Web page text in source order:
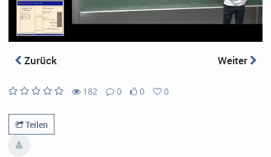
Zurück Weiter
182
views
0
Kommentare
0
likes
0
favorites
Teilen